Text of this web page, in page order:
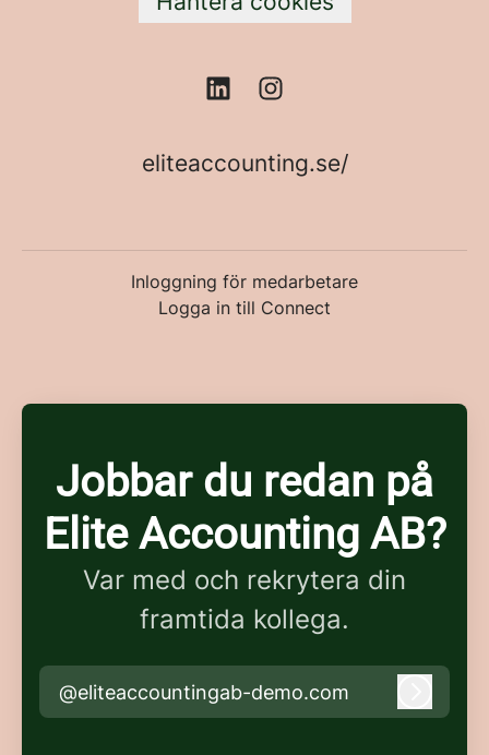
eliteaccounting.se/
Inloggning för medarbetare
Logga in till Connect
Jobbar du redan på
Elite Accounting AB?
Var med och rekrytera din
framtida kollega.
@eliteaccountingab-demo.com